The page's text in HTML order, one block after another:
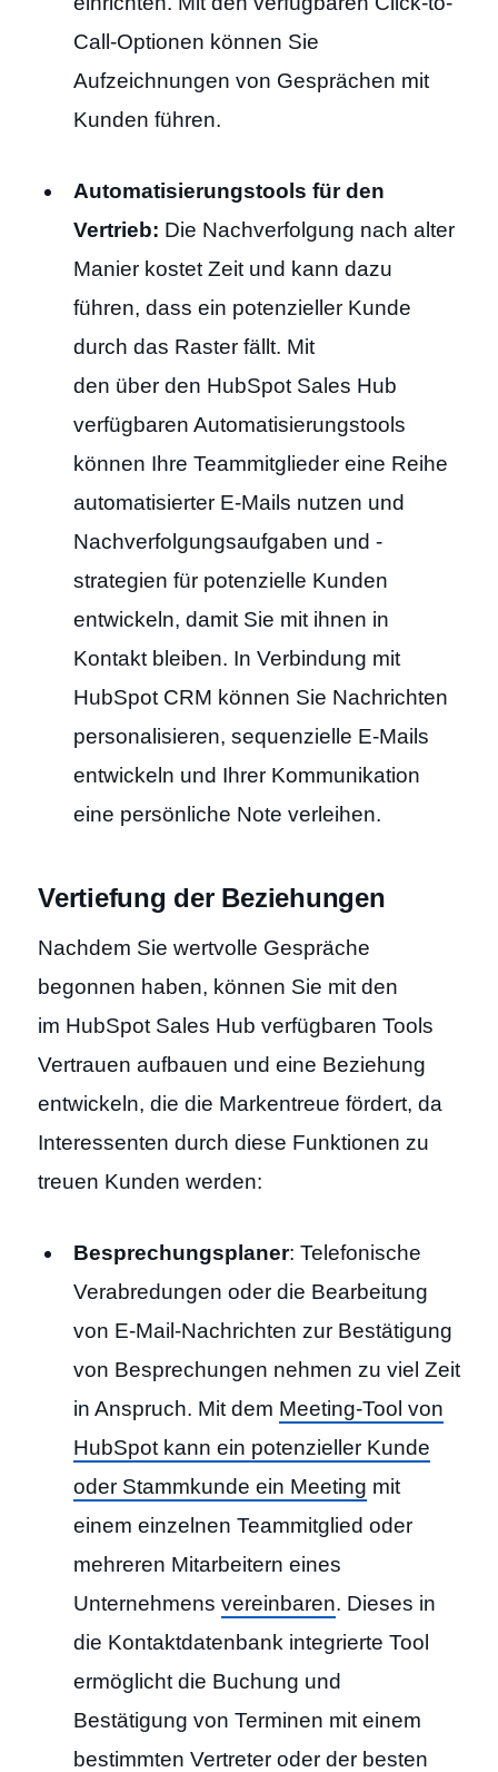
Call-Optionen können Sie
Aufzeichnungen von Gesprächen mit
Kunden führen.
Automatisierungstools für den
Vertrieb: Die Nachverfolgung nach alter
Manier kostet Zeit und kann dazu
führen, dass ein potenzieller Kunde
durch das Raster fällt. Mit
den über den HubSpot Sales Hub
verfügbaren Automatisierungstools
können Ihre Teammitglieder eine Reihe
automatisierter E-Mails nutzen und
Nachverfolgungsaufgaben und -
strategien für potenzielle Kunden
entwickeln, damit Sie mit ihnen in
Kontakt bleiben. In Verbindung mit
HubSpot CRM können Sie Nachrichten
personalisieren, sequenzielle E-Mails
entwickeln und Ihrer Kommunikation
eine persönliche Note verleihen.
Vertiefung der Beziehungen
Nachdem Sie wertvolle Gespräche
begonnen haben, können Sie mit den
im HubSpot Sales Hub verfügbaren Tools
Vertrauen aufbauen und eine Beziehung
entwickeln, die die Markentreue fördert, da
Interessenten durch diese Funktionen zu
treuen Kunden werden:
Besprechungsplaner: Telefonische
Verabredungen oder die Bearbeitung
von E-Mail-Nachrichten zur Bestätigung
von Besprechungen nehmen zu viel Zeit
in Anspruch. Mit dem Meeting-Tool von
HubSpot kann ein potenzieller Kunde
oder Stammkunde ein Meeting mit
einem einzelnen Teammitglied oder
mehreren Mitarbeitern eines
Unternehmens vereinbaren. Dieses in
die Kontaktdatenbank integrierte Tool
ermöglicht die Buchung und
Bestätigung von Terminen mit einem
bestimmten Vertreter oder der besten